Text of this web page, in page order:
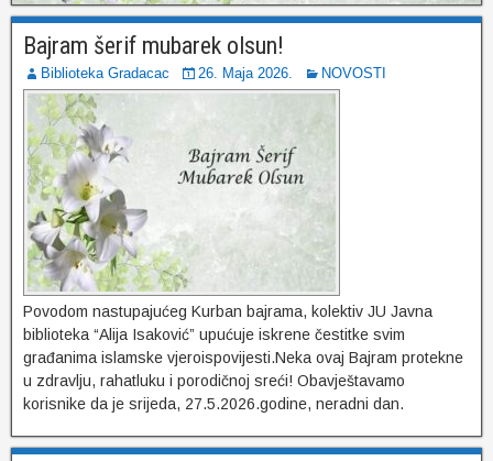
Bajram šerif mubarek olsun!
Biblioteka Gradacac 26. Maja 2026. NOVOSTI
Povodom nastupajućeg Kurban bajrama, kolektiv JU Javna
biblioteka “Alija Isaković” upućuje iskrene čestitke svim
građanima islamske vjeroispovijesti.Neka ovaj Bajram protekne
u zdravlju, rahatluku i porodičnoj sreći! Obavještavamo
korisnike da je srijeda, 27.5.2026.godine, neradni dan.